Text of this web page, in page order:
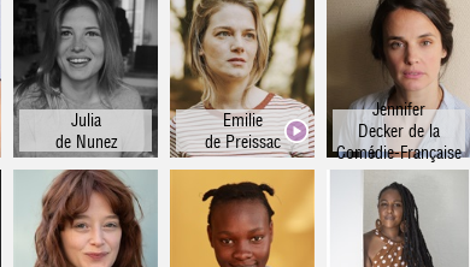
Julia
de Nunez
Emilie
de Preissac
Jennifer
Decker de la
Comédie-Française